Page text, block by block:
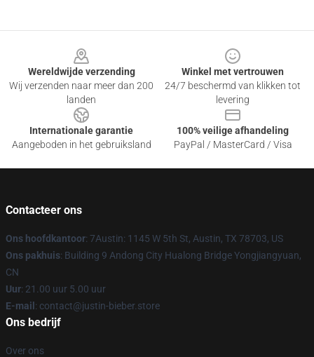
Wereldwijde verzending
Wij verzenden naar meer dan 200
landen
Winkel met vertrouwen
24/7 beschermd van klikken tot
levering
Internationale garantie
Aangeboden in het gebruiksland
100% veilige afhandeling
PayPal / MasterCard / Visa
Contacteer ons
Ons hoofdkantoor: 7Austin: 1145 W 5th St, Austin, TX 78703, US
Ons pakhuis: Building 9 Andong City Hualong Bridge Yongjiangyuan,
CN
Uur: 21.00 uur 5.00 uur
E-mail : contact@justin-bieber.store
Ons bedrijf
Over ons